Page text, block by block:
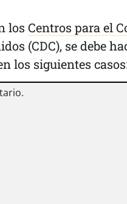
los Centros para el
(CDC), se debe
los siguientes